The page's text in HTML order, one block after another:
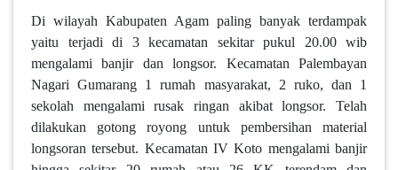
Di wilayah Kabupaten Agam paling banyak terdampak
yaitu terjadi di 3 kecamatan sekitar pukul 20.00 wib
mengalami banjir dan longsor. Kecamatan Palembayan
Nagari Gumarang 1 rumah masyarakat, 2 ruko, dan 1
sekolah mengalami rusak ringan akibat longsor. Telah
dilakukan gotong royong untuk pembersihan material
longsoran tersebut. Kecamatan IV Koto mengalami banjir